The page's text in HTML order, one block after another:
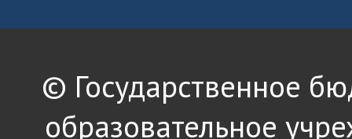
© Государственное
образовательное